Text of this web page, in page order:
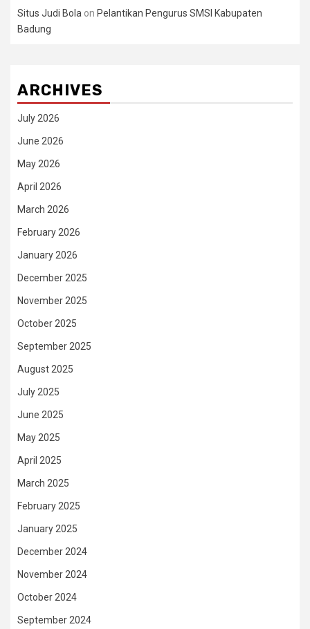
Situs Judi Bola on Pelantikan Pengurus SMSI Kabupaten
Badung
ARCHIVES
July 2026
June 2026
May 2026
April 2026
March 2026
February 2026
January 2026
December 2025
November 2025
October 2025
September 2025
August 2025
July 2025
June 2025
May 2025
April 2025
March 2025
February 2025
January 2025
December 2024
November 2024
October 2024
September 2024